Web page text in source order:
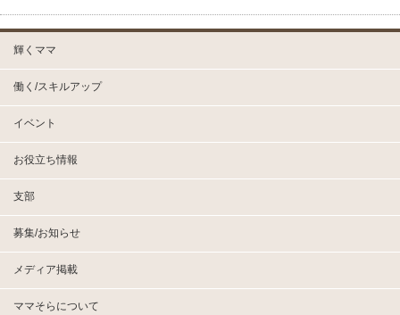
輝くママ
働く/スキルアップ
イベント
お役立ち情報
支部
募集/お知らせ
メディア掲載
ママそらについて